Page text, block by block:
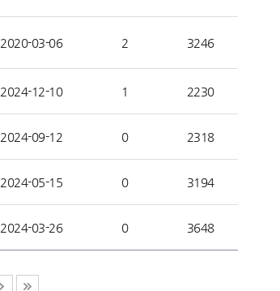
2020-03-06 2 3246
2024-12-10 1 2230
2024-09-12 0 2318
2024-05-15 0 3194
2024-03-26 0 3648